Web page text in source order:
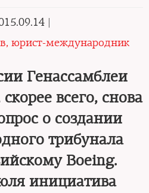
|
юрист-международник
Генассамблеи
всего, снова
о создании
трибунала
Boeing.
инициатива